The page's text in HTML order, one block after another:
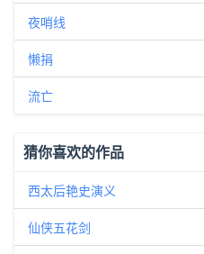
夜哨线
懒捐
流亡
猜你喜欢的作品
西太后艳史演义
仙侠五花剑